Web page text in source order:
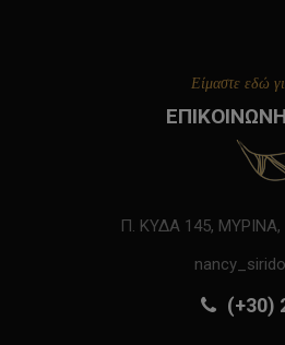
Είμαστε εδώ
Π. ΚΥΔΑ 145,
(+30)